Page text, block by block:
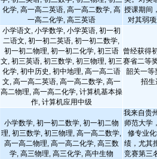
化学, 高一高二英语, 高一高二数学, 高
一高二化学, 高三英语
授课期间
对其弱
小学语文, 小学数学, 小学英语, 初一初
二语文, 初一初二英语, 初一初二数学,
初一初二物理, 初一初二化学, 初三语
文, 初三英语, 初三数学, 初三物理, 初三
化学, 初中历史, 初中地理, 高一高二语
文, 高一高二英语, 高一高二数学, 高一
高二物理, 高一高二化学, 计算机基本操
作, 计算机应用中级
曾经获得
赛省二等
韶关一等
招生
小学数学, 初一初二数学, 初一初二物
理, 初三数学, 初三物理, 高一高二数学,
高一高二物理, 高一高二化学, 高三数
学, 高三物理, 高三化学, 高中生物
我来自贵
师范大学
修专业
绩，尤其
竞赛第三